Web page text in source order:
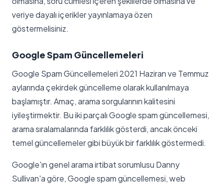
veriye dayalı içerikler yayınlamaya özen
göstermelisiniz.
Google Spam Güncellemeleri
Google Spam Güncellemeleri 2021 Haziran ve Temmuz
aylarında çekirdek güncelleme olarak kullanılmaya
başlamıştır. Amaç, arama sorgularının kalitesini
iyileştirmektir. Bu iki parçalı Google spam güncellemesi,
arama sıralamalarında farklılık gösterdi, ancak önceki
temel güncellemeler gibi büyük bir farklılık göstermedi.
Google'ın genel arama irtibat sorumlusu Danny
Sullivan'a göre, Google spam güncellemesi, web